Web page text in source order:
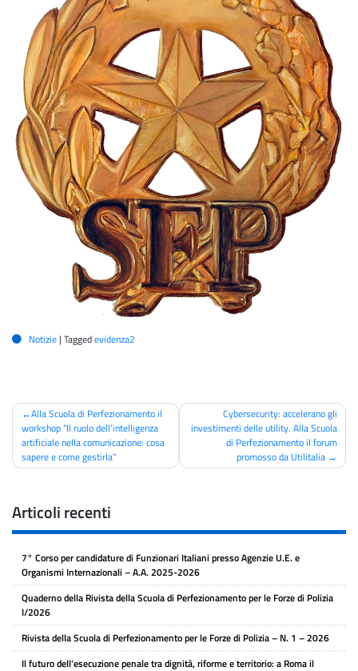
Notizie | Taggedevidenza2
Navigazione
articoli
Alla Scuola di Perfezionamento il
workshop “Il ruolo dell’intelligenza
artificiale nella comunicazione: cosa
sapere e come gestirla”
Cybersecurity: accelerano gli
investimenti delle utility. Alla Scuola
di Perfezionamento il forum
promosso da Utilitalia
Articoli recenti
7° Corso per candidature di Funzionari Italiani presso Agenzie U.E. e
Organismi Internazionali – A.A. 2025-2026
Quaderno della Rivista della Scuola di Perfezionamento per le Forze di Polizia
I/2026
Rivista della Scuola di Perfezionamento per le Forze di Polizia – N. 1 – 2026
Il futuro dell’esecuzione penale tra dignità, riforme e territorio: a Roma il